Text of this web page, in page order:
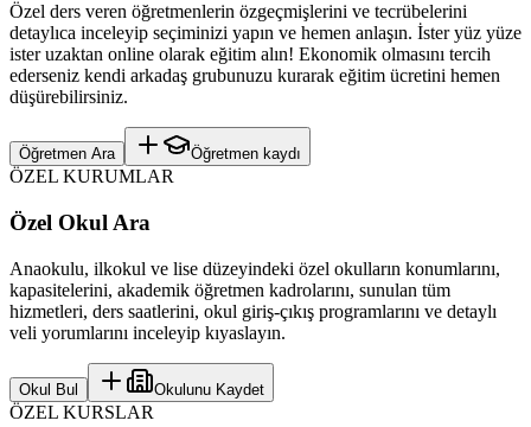
Özel ders veren öğretmenlerin özgeçmişlerini ve tecrübelerini
detaylıca inceleyip seçiminizi yapın ve hemen anlaşın. İster yüz yüze
ister uzaktan online olarak eğitim alın! Ekonomik olmasını tercih
ederseniz kendi arkadaş grubunuzu kurarak eğitim ücretini hemen
düşürebilirsiniz.
Öğretmen Ara Öğretmen kaydı
ÖZEL KURUMLAR
Özel Okul Ara
Anaokulu, ilkokul ve lise düzeyindeki özel okulların konumlarını,
kapasitelerini, akademik öğretmen kadrolarını, sunulan tüm
hizmetleri, ders saatlerini, okul giriş-çıkış programlarını ve detaylı
veli yorumlarını inceleyip kıyaslayın.
Okul Bul Okulunu Kaydet
ÖZEL KURSLAR